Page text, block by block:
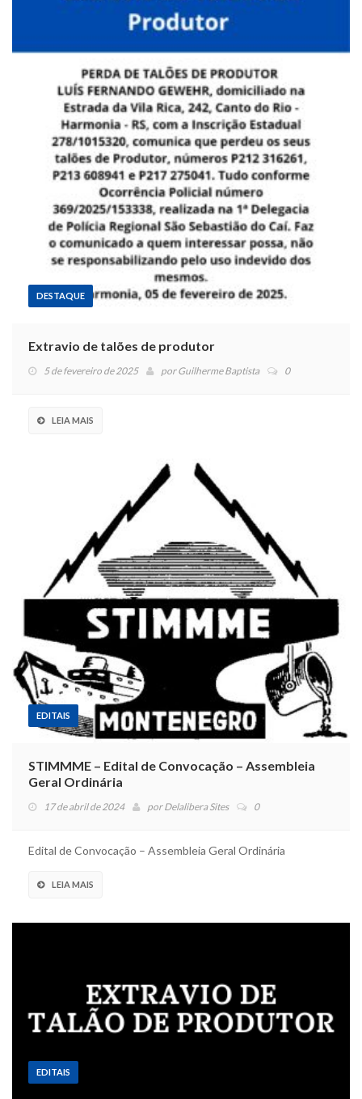
DESTAQUE
Extravio de talões de produtor
5 de fevereiro de 2025 porGuilherme Baptista 0
LEIA MAIS
EDITAIS
STIMMME – Edital de Convocação – Assembleia
Geral Ordinária
17 de abril de 2024 porDelalibera Sites 0
Edital de Convocação – Assembleia Geral Ordinária
LEIA MAIS
EDITAIS